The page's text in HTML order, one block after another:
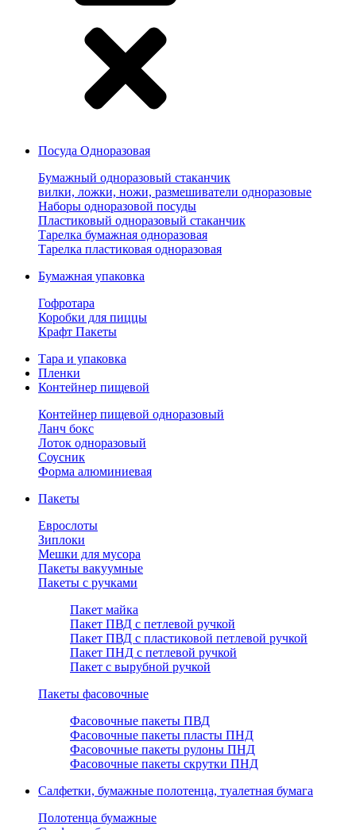
Посуда Одноразовая
Бумажный одноразовый стаканчик
вилки, ложки, ножи, размешиватели одноразовые
Наборы одноразовой посуды
Пластиковый одноразовый стаканчик
Тарелка бумажная одноразовая
Тарелка пластиковая одноразовая
Бумажная упаковка
Гофротара
Коробки для пиццы
Крафт Пакеты
Тара и упаковка
Пленки
Контейнер пищевой
Контейнер пищевой одноразовый
Ланч бокс
Лоток одноразовый
Соусник
Форма алюминиевая
Пакеты
Еврослоты
Зиплоки
Мешки для мусора
Пакеты вакуумные
Пакеты с ручками
Пакет майка
Пакет ПВД с петлевой ручкой
Пакет ПВД с пластиковой петлевой ручкой
Пакет ПНД с петлевой ручкой
Пакет с вырубной ручкой
Пакеты фасовочные
Фасовочные пакеты ПВД
Фасовочные пакеты пласты ПНД
Фасовочные пакеты рулоны ПНД
Фасовочные пакеты скрутки ПНД
Салфетки, бумажные полотенца, туалетная бумага
Полотенца бумажные